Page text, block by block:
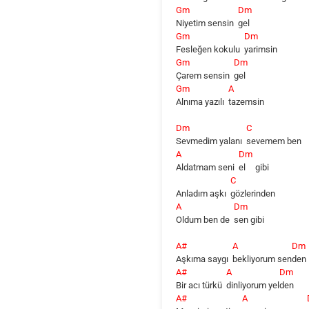
Gm
Niyetim sensin
Dm
gel
Gm
Fesleğen kokulu
Dm
yarimsin
Gm
Çarem sensin
Dm
gel
Gm
Alnıma yazılı
A
tazemsin
Dm
Sevmedim yalanı
C
sevemem ben
A
Aldatmam seni
Dm
el
gibi
Anladım aşkı
C
gözlerinden
A
Oldum ben de
Dm
sengibi
A#
Aşkıma saygı
A
bekliyorumsen
Dm
den
A#
Bir acı türkü
A
dinliyorumyel
Dm
den
A#
A